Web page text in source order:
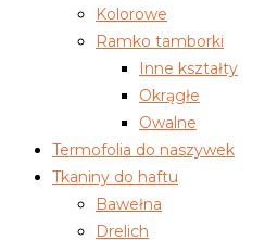
Kolorowe
Ramko tamborki
Inne kształty
Okrągłe
Owalne
Termofolia do naszywek
Tkaniny do haftu
Bawełna
Drelich